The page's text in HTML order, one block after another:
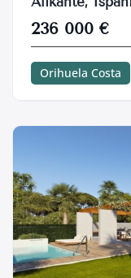
236 000 €
Orihuela Costa